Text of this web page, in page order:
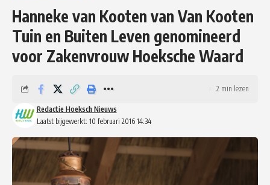
Hanneke van Kooten van Van Kooten
Tuin en Buiten Leven genomineerd
voor Zakenvrouw Hoeksche Waard
Laatst bijgewerkt: 10 februari 2016 14:34
Redactie Hoeksch Nieuws
2 min lezen